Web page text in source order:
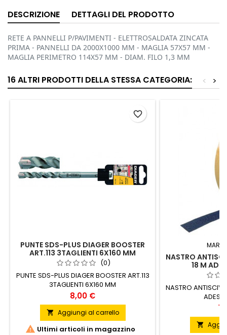
DESCRIZIONE DETTAGLI DEL PRODOTTO
RETE A PANNELLI P/PAVIMENTI - ELETTROSALDATA ZINCATA
PRIMA - PANNELLI DA 2000X1000 MM - MAGLIA 57X57 MM -
MAGLIA PERIMETRO 114X57 MM - DIAM. FILO 1,3 MM
16 ALTRI PRODOTTI DELLA STESSA CATEGORIA: >
<
PUNTE SDS-PLUS DIAGER BOOSTER
ART.113 3TAGLIENTI 6X160 MM
(0)
PUNTE SDS-PLUS DIAGER BOOSTER ART.113
3TAGLIENTI 6X160 MM
Prezzo
8,00 €
 Aggiungi al carrello
 Ultimi articoli in magazzino
favorite_border
NASTRO
18 M
NASTRO
